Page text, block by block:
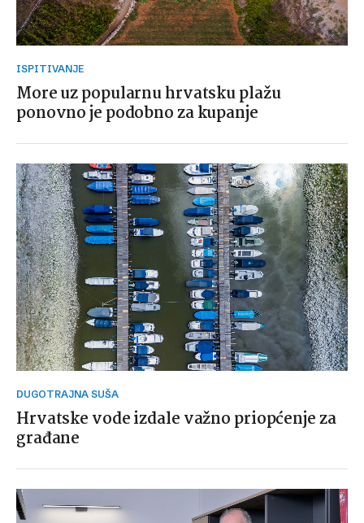
ISPITIVANJE
More uz popularnu hrvatsku plažu
ponovno je podobno za kupanje
DUGOTRAJNA SUŠA
Hrvatske vode izdale važno priopćenje za
građane